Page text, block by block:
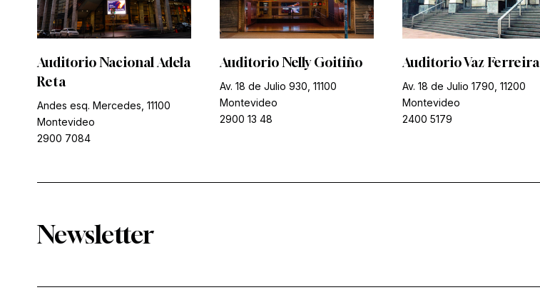
Auditorio Nacional Adela
Reta
Andes esq. Mercedes, 11100
Montevideo
2900 7084
Auditorio Nelly Goitiño
Av. 18 de Julio 930, 11100
Montevideo
2900 13 48
Auditorio Vaz Ferreira
Av. 18 de Julio 1790, 11200
Montevideo
2400 5179
Newsletter